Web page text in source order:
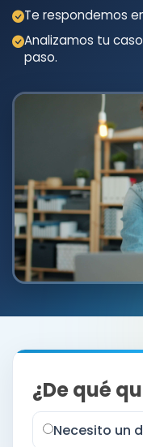
Te respondemos
Analizamos tu
paso.
¿De qué
Necesito un